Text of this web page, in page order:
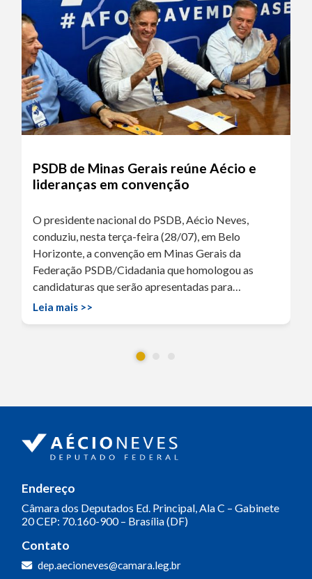
PSDB de Minas Gerais reúne Aécio e
lideranças em convenção
O presidente nacional do PSDB, Aécio Neves,
conduziu, nesta terça-feira (28/07), em Belo
Horizonte, a convenção em Minas Gerais da
Federação PSDB/Cidadania que homologou as
candidaturas que serão apresentadas para…
Leia mais >>
Endereço
Câmara dos Deputados Ed. Principal, Ala C – Gabinete
20CEP: 70.160-900 – Brasília (DF)
Contato
dep.aecioneves@camara.leg.br